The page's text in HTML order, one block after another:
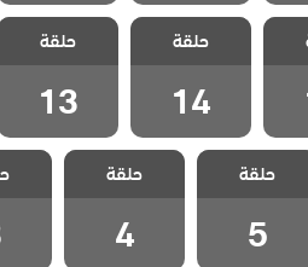
مسلسل لا تترك
يدي مدبلج
الحلقة 14
حلقة
14
مسلسل لا تترك
يدي مدبلج
الحلقة 13
حلقة
13
لا تترك
يدي مدبلج
الحلقة 5
حلقة
5
مسلسل لا تترك
يدي مدبلج
الحلقة 4
حلقة
4